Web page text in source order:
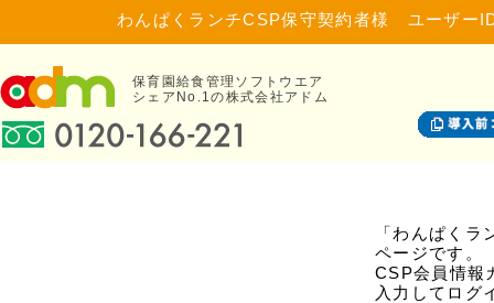
わんぱくランチCSP保守契約者様 ユーザー
保育園給食管理ソフトウエア
シェアNo.1の株式会社アドム
「わんぱく
ページです。
CSP会員情報
入力してログ